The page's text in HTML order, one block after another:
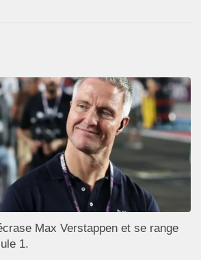
Max Verstappen et se range
1.